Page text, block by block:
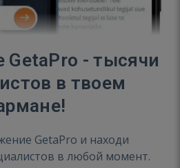
- тысячи
в твоем
GetaPro и находи
в любой момент.